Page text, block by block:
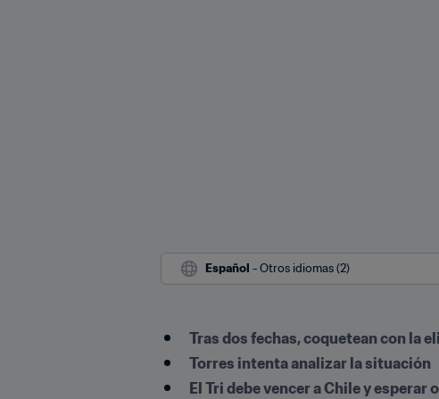
Español - Otros idiomas (2)
Tras dos fechas, coquetean con la
Torres intenta analizar la situación
El Tri debe vencer a Chile y esperar